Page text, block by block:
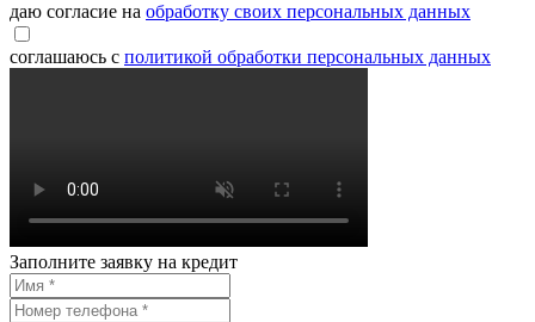
даю согласие на обработку своих персональных данных
соглашаюсь с политикой обработки персональных данных
Заполните заявку на кредит